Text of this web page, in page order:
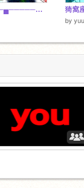
▄▄▄▄▄───▄─────── █───█─▄▄█▄▄───── █───█───█───▄▄▄▄ ───█──▞─█─▚───── ──█──▟──█──▙────
by